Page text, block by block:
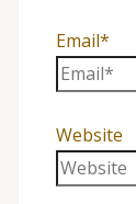
Email*
Website